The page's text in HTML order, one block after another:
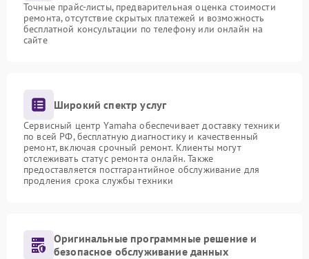
Точные прайс-листы, предварительная оценка стоимости
ремонта, отсутствие скрытых платежей и возможность
бесплатной консультации по телефону или онлайн на
сайте
Широкий спектр услуг
Сервисный центр Yamaha обеспечивает доставку техники
по всей РФ, бесплатную диагностику и качественный
ремонт, включая срочный ремонт. Клиенты могут
отслеживать статус ремонта онлайн. Также
предоставляется постгарантийное обслуживание для
продления срока службы техники
Оригинальные программные решение и
безопасное обслуживание данных